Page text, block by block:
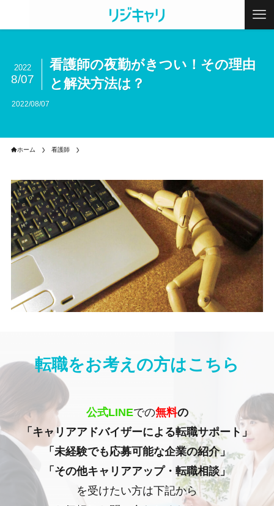
看護師の夜勤がきつい！その理由
と解決方法は？
2022
8/07
2022/08/07
ホーム 看護師
転職をお考えの方はこちら
公式LINEでの無料の
「キャリアアドバイザーによる転職サポート」
「未経験でも応募可能な企業の紹介」
「その他キャリアアップ・転職相談」
を受けたい方は下記から